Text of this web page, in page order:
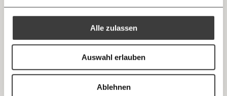
Alle zulassen
Auswahl erlauben
Ablehnen
Mehr Informationen:Datenschutz.
Anmelden
Ich spende einmalig
20€ 40€
RSS
Bluesky
https://www.moment.at/story/muell-aushub-baustellen/
seine Seite bekomme. Ein gratis Feuerwerk hier, eine
Teich für Libellen dort. In der Gemeindezeitung von
Meissau bewirbt ein zweiseitiger Artikel die
Notwendigkeit der Deponie. Zwei Fotos der
Unternehmer lächeln daraus entgegen.
Gegenstimmen liest man keine. Als Anzeige ist der